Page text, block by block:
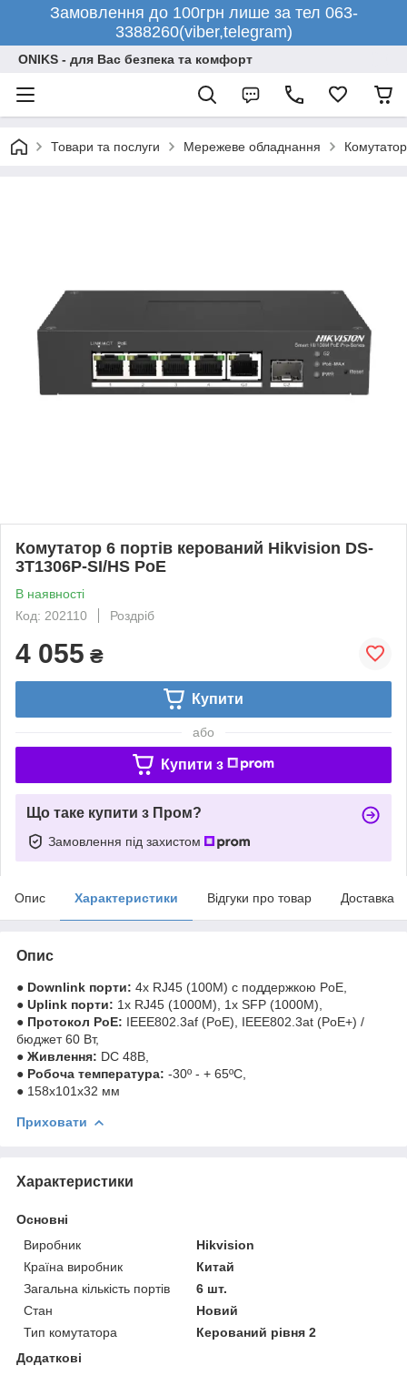
Замовлення до 100грн лише за тел 063-
3388260(viber,telegram)
ONIKS - для Вас безпека та комфорт
Товари та послуги Мережеве обладнання
Комутатор 6 портів керований Hikvision DS-
3T1306P-SI/HS PoE
В наявності
Код: 202110
Роздріб
4 055 ₴
Купити
або
Купити з
Що таке купити з Пром?
Замовлення під захистом
Опис Характеристики Відгуки про товар Доставка
Опис
● Downlink порти: 4x RJ45 (100M) с поддержкою PoE,
● Uplink порти: 1x RJ45 (1000M), 1x SFP (1000M),
● Протокол PoE: IEEE802.3af (PoE), IEEE802.3at (PoE+) /
бюджет 60 Вт,
● Живлення: DC 48В,
● Робоча температура: -30º - + 65ºC,
● 158x101x32 мм
Приховати
Характеристики
Основні
Виробник
Hikvision
Країна виробник
Китай
Загальна кількість портів
6 шт.
Стан
Новий
Тип комутатора
Керований рівня 2
Додаткові